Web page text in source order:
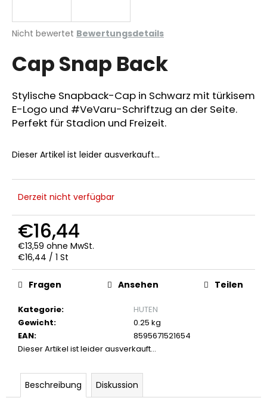
Die
Produktbewertung
ist
von
5
Sternen.
Nicht bewertet Bewertungsdetails
Cap Snap Back
Stylische Snapback-Cap in Schwarz mit türkisem
E-Logo und #VeVaru-Schriftzug an der Seite.
Perfekt für Stadion und Freizeit.
Dieser Artikel ist leider ausverkauft…
Derzeit nicht verfügbar
€16,44
€13,59 ohne MwSt.
Verkaufspreis:
€16,44 / 1 St
Kategorie:
HUTEN
Gewicht:
0.25 kg
EAN:
8595671521654
Dieser Artikel ist leider ausverkauft…
Fragen Ansehen Teilen
Beschreibung Diskussion
W
i
r
m
p
f
h
l
e
n
RIKOT
26
€65,90